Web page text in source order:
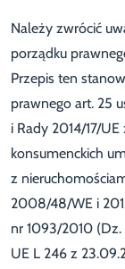
Należy zwrócić
porządku
Przepis ten
prawnego art. 25
i Rady 2014/17/
konsumenckich
z
2008/48/WE i
nr 1093/2010
UE L 246 z